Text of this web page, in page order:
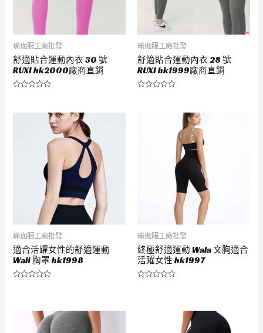
瑜珈服工廠批發
舒適貼合運動內衣 30 號
RUXI hk2000廠商直銷
瑜珈服工廠批發
舒適貼合運動內衣 28 號
RUXI hk1999廠商直銷
瑜珈服工廠批發
適合活躍女性的舒適運動
Wali 胸罩 hk1998
瑜珈服工廠批發
終極舒適運動 Wala 文胸適合
活躍女性 hk1997